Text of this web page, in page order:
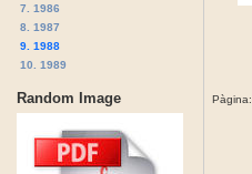
7. 1986
8. 1987
9. 1988
10. 1989
Random Image Pàgina: